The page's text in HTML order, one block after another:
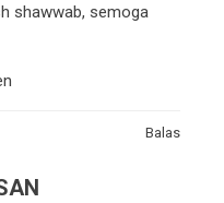
shawwab, semoga
Balas